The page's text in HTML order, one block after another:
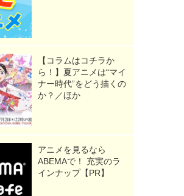
【コラムはコチラか
ら！】夏アニメは“マイ
ナー時代”をどう描くの
か？／ほか
アニメを見るなら
ABEMAで！ 充実のラ
インナップ【PR】